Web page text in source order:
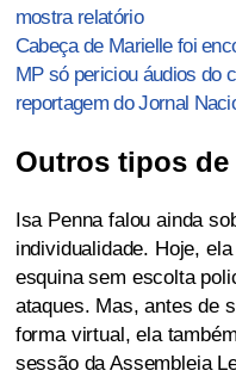
mostra relatório
Cabeça de Marielle foi
MP só periciou áudios do
reportagem do Jornal
Outros tipos
Isa Penna falou ainda
individualidade. Hoje,
esquina sem escolta
ataques. Mas, antes de
forma virtual, ela
sessão da Assembleia